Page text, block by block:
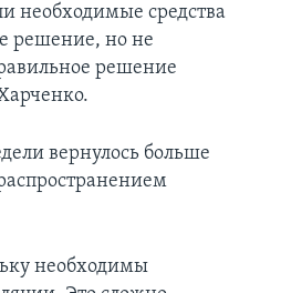
необходимые средства
решение, но не
решение
вернулось больше
необходимы